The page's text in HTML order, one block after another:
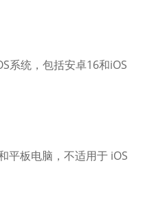
系统，包括安卓16和iOS
平板电脑，不适用于 iOS